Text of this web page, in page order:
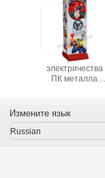
Музыка
электричества
ПК металла
античная 6
монеток 135cm
Измените язык
Russian